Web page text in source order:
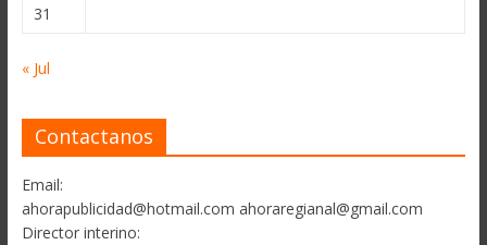
31
« Jul
Contactanos
Email:
ahorapublicidad@hotmail.com ahoraregianal@gmail.com
Director interino: